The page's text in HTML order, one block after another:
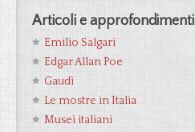
Articoli e approfondimenti
Emilio Salgari
Edgar Allan Poe
Gaudì
Le mostre in Italia
Musei italiani